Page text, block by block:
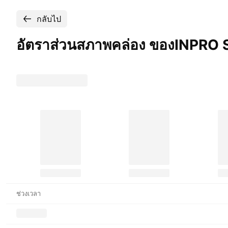
กลับไป
อัตราส่วนสภาพคล่อง ของINPRO
ช่วงเวลา